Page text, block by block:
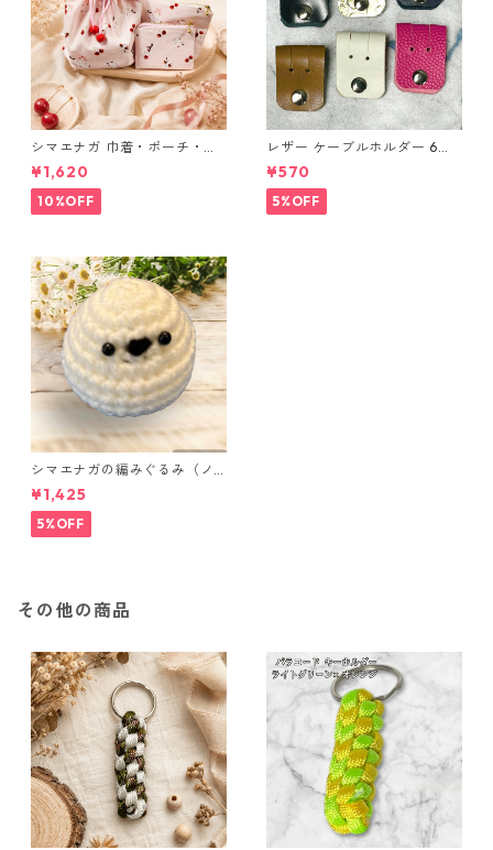
シマエナガ 巾着・ポーチ・ミ
ニポーチ(カード収納にも) ３
点セット さくらんぼ柄×淡いピ
ンク
¥1,620
10%OFF
レザー ケーブルホルダー 6個
セット
¥570
5%OFF
シマエナガの編みぐるみ（ノ
ーマル）
¥1,425
5%OFF
その他の商品